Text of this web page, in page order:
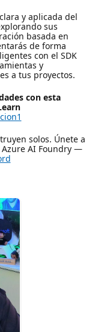
y aplicada del
sus
basada en
de forma
con el SDK
y
a tus proyectos.
con esta
solos. Únete a
AI Foundry —